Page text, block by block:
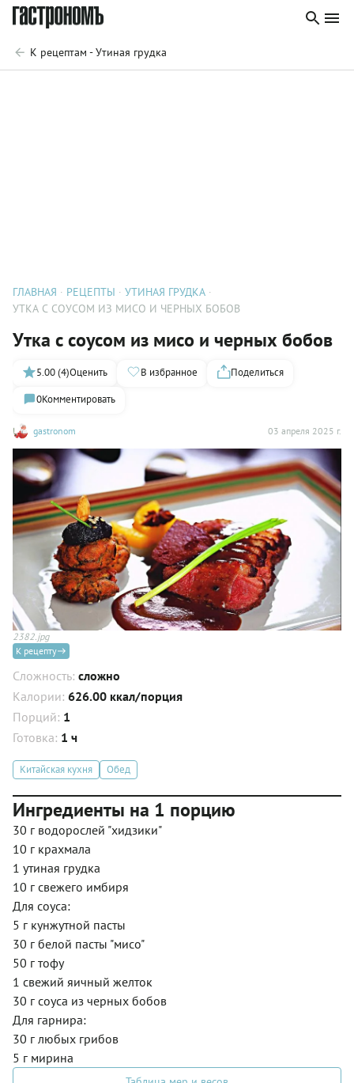
К рецептам - Утиная грудка
ГЛАВНАЯ РЕЦЕПТЫ
УТИНАЯ ГРУДКА
УТКА С СОУСОМ ИЗ МИСО И ЧЕРНЫХ БОБОВ
Утка с соусом из мисо и черных бобов
gastronom 03 апреля 2025 г.
5.00 (4)Оценить В избранное
Поделиться
0Комментировать
2382.jpg
К рецепту
Сложность: сложно
Калории: 626.00 ккал/порция
Порций: 1
Готовка: 1 ч
Китайская кухня Обед
Ингредиенты на 1 порцию
30 г водорослей "хидзики"
10 г крахмала
1 утиная грудка
10 г свежего имбиря
Для соуса:
5 г кунжутной пасты
30 г белой пасты "мисо"
50 г тофу
1 свежий яичный желток
30 г соуса из черных бобов
Для гарнира:
30 г любых грибов
5 г мирина